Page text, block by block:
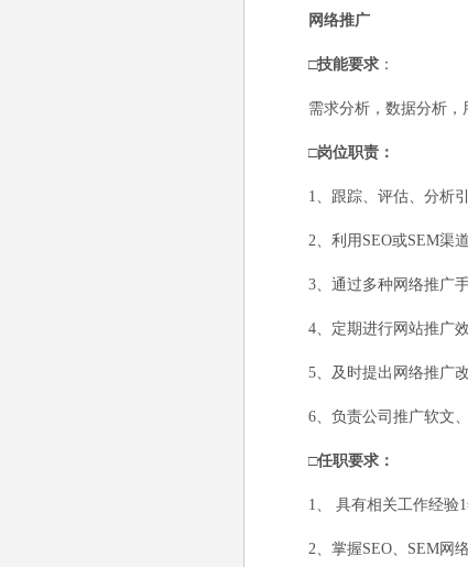
网络推广
□技能要求 ：
需求分析，数据分析，
□岗位职责：
1、跟踪、评估、分析引
2、利用SEO或SEM渠道
3、通过多种网络推广手
4、定期进行网站推广效
5、及时提出网络推广改
6、负责公司推广软文、
□任职要求：
1、 具有相关工作经验1
2、掌握SEO、SEM网络